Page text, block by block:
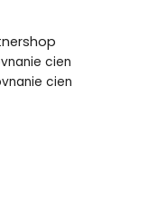
cien
cien